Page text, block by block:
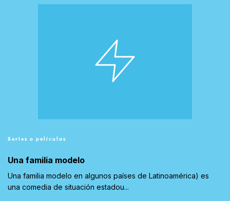
Series o películas
Una familia modelo
Una familia modelo en algunos países de Latinoamérica) es
una comedia de situación estadou...